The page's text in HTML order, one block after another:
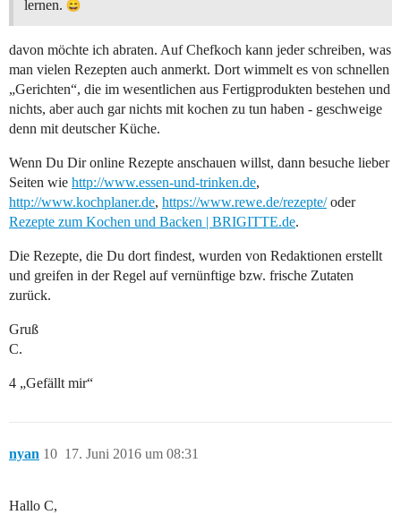
lernen.
davon möchte ich abraten. Auf Chefkoch kann jeder schreiben, was
man vielen Rezepten auch anmerkt. Dort wimmelt es von schnellen
„Gerichten“, die im wesentlichen aus Fertigprodukten bestehen und
nichts, aber auch gar nichts mit kochen zu tun haben - geschweige
denn mit deutscher Küche.
Wenn Du Dir online Rezepte anschauen willst, dann besuche lieber
Seiten wie http://www.essen-und-trinken.de,
http://www.kochplaner.de, https://www.rewe.de/rezepte/oder
Rezepte zum Kochen und Backen | BRIGITTE.de.
Die Rezepte, die Du dort findest, wurden von Redaktionen erstellt
und greifen in der Regel auf vernünftige bzw. frische Zutaten
zurück.
Gruß
C.
4 „Gefällt mir“
nyan 17. Juni 2016 um 08:31
10
Hallo C,